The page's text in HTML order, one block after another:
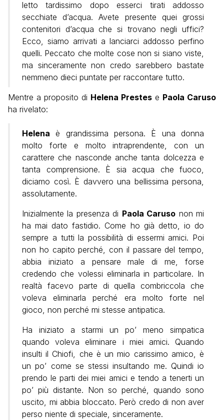
letto tardissimo dopo esserci tirati addosso
secchiate d’acqua. Avete presente quei grossi
contenitori d’acqua che si trovano negli uffici?
Ecco, siamo arrivati a lanciarci addosso perfino
quelli. Peccato che molte cose non si siano viste,
ma sinceramente non credo sarebbero bastate
nemmeno dieci puntate per raccontare tutto.
Mentre a proposito di Helena Prestes e Paola Caruso
ha rivelato:
Helena è grandissima persona. È una donna
molto forte e molto intraprendente, con un
carattere che nasconde anche tanta dolcezza e
tanta comprensione. È sia acqua che fuoco,
diciamo così. È davvero una bellissima persona,
assolutamente.
Inizialmente la presenza di Paola Caruso non mi
ha mai dato fastidio. Come ho già detto, io do
sempre a tutti la possibilità di essermi amici. Poi
non ho capito perché, con il passare del tempo,
abbia iniziato a pensare male di me, forse
credendo che volessi eliminarla in particolare. In
realtà facevo parte di quella combriccola che
voleva eliminarla perché era molto forte nel
gioco, non perché mi stesse antipatica.
Ha iniziato a starmi un po’ meno simpatica
quando voleva eliminare i miei amici. Quando
insulti il Chiofi, che è un mio carissimo amico, è
un po’ come se stessi insultando me. Quindi io
prendo le parti dei miei amici e tendo a tenerti un
po’ più distante. Non so perché, quando sono
uscito, mi abbia bloccato. Però credo di non aver
perso niente di speciale, sinceramente.